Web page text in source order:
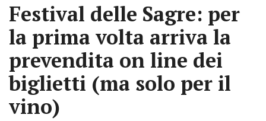
Festival delle Sagre: per
la prima volta arriva la
prevendita on line dei
biglietti (ma solo per il
vino)